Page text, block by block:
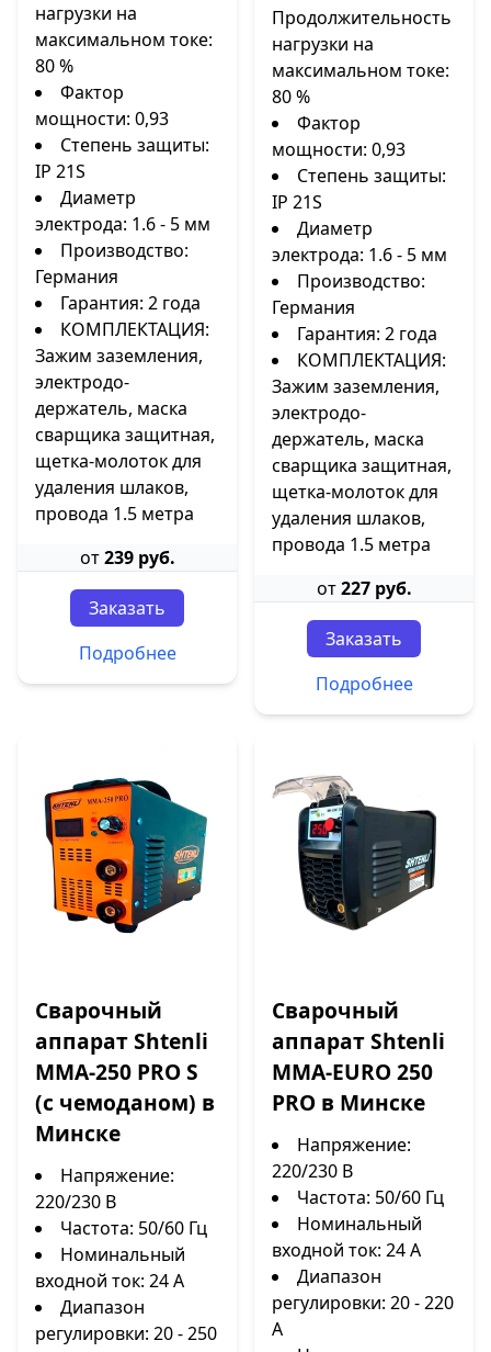
нагрузки на
максимальном токе:
80 %
Фактор
мощности: 0,93
Степень защиты:
IP 21S
Диаметр
электрода: 1.6 - 5 мм
Производство:
Германия
Гарантия: 2 года
КОМПЛЕКТАЦИЯ:
Зажим заземления,
электродо-
держатель, маска
сварщика защитная,
щетка-молоток для
удаления шлаков,
провода 1.5 метра
от239 руб.
Заказать
Подробнее
Продолжительность
нагрузки на
максимальном токе:
80 %
Фактор
мощности: 0,93
Степень защиты:
IP 21S
Диаметр
электрода: 1.6 - 5 мм
Производство:
Германия
Гарантия: 2 года
КОМПЛЕКТАЦИЯ:
Зажим заземления,
электродо-
держатель, маска
сварщика защитная,
щетка-молоток для
удаления шлаков,
провода 1.5 метра
от227 руб.
Заказать
Подробнее
Сварочный
аппарат Shtenli
MMA-250 PRO S
(с чемоданом) в
Минске
Напряжение:
220/230 В
Частота: 50/60 Гц
Номинальный
входной ток: 24 А
Диапазон
регулировки: 20 - 250
Сварочный
аппарат Shtenli
MMA-EURO 250
PRO в Минске
Напряжение:
220/230 В
Частота: 50/60 Гц
Номинальный
входной ток: 24 А
Диапазон
регулировки: 20 - 220
А